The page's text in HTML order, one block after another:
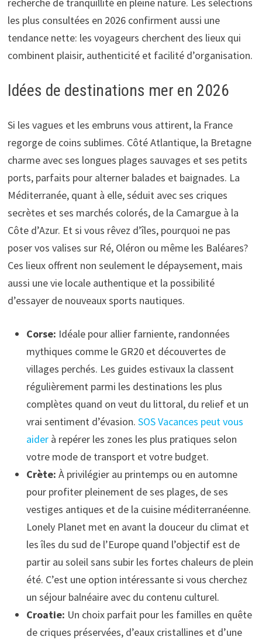
recherche de tranquillité en pleine nature. Les sélections
les plus consultées en 2026 confirment aussi une
tendance nette: les voyageurs cherchent des lieux qui
combinent plaisir, authenticité et facilité d’organisation.
Idées de destinations mer en 2026
Si les vagues et les embruns vous attirent, la France
regorge de coins sublimes. Côté Atlantique, la Bretagne
charme avec ses longues plages sauvages et ses petits
ports, parfaits pour alterner balades et baignades. La
Méditerranée, quant à elle, séduit avec ses criques
secrètes et ses marchés colorés, de la Camargue à la
Côte d’Azur. Et si vous rêvez d’îles, pourquoi ne pas
poser vos valises sur Ré, Oléron ou même les Baléares?
Ces lieux offrent non seulement le dépaysement, mais
aussi une vie locale authentique et la possibilité
d’essayer de nouveaux sports nautiques.
Corse: Idéale pour allier farniente, randonnées
mythiques comme le GR20 et découvertes de
villages perchés. Les guides estivaux la classent
régulièrement parmi les destinations les plus
complètes quand on veut du littoral, du relief et un
vrai sentiment d’évasion. SOS Vacances peut vous
aiderà repérer les zones les plus pratiques selon
votre mode de transport et votre budget.
Crète: À privilégier au printemps ou en automne
pour profiter pleinement de ses plages, de ses
vestiges antiques et de la cuisine méditerranéenne.
Lonely Planet met en avant la douceur du climat et
les îles du sud de l’Europe quand l’objectif est de
partir au soleil sans subir les fortes chaleurs de plein
été. C’est une option intéressante si vous cherchez
un séjour balnéaire avec du contenu culturel.
Croatie: Un choix parfait pour les familles en quête
de criques préservées, d’eaux cristallines et d’une